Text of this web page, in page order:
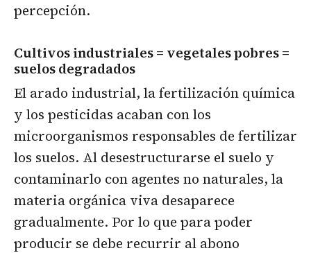
percepción.
Cultivos industriales = vegetales pobres =
suelos degradados
El arado industrial, la fertilización química
y los pesticidas acaban con los
microorganismos responsables de fertilizar
los suelos. Al desestructurarse el suelo y
contaminarlo con agentes no naturales, la
materia orgánica viva desaparece
gradualmente. Por lo que para poder
producir se debe recurrir al abono